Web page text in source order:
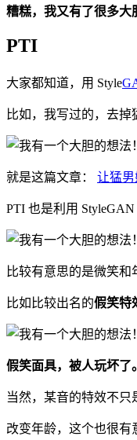
糟糕，我又有了很多大
PTI
大家都知道，用 Style
比如，我写过的，去掉
就是这篇文章： 让猛
PTI 也是利用
比较有意思的是微笑和
比如比较出名的假笑特
假笑面具，被人玩坏了。
当然，某音的特效不只
改变年龄，这个也很有